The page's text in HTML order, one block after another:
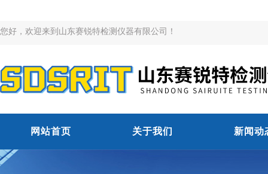
您好，欢迎来到山东赛锐特检测仪器有限公司！
网站首页 关于我们 新闻动